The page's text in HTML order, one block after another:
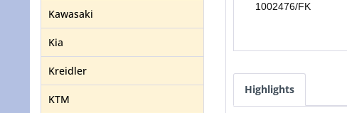
Kawasaki
Kia
Kreidler
KTM
1002476/FK
Highlights